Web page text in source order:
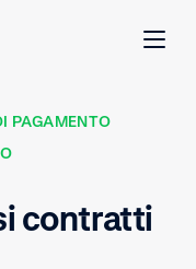
PAGAMENTO
contratti